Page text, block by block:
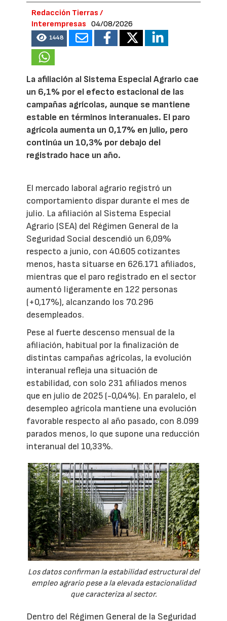
Redacción Tierras /
Interempresas
04/08/2026
1448
La afiliación al Sistema Especial Agrario cae
un 6,1% por el efecto estacional de las
campañas agrícolas, aunque se mantiene
estable en términos interanuales. El paro
agrícola aumenta un 0,17% en julio, pero
continúa un 10,3% por debajo del
registrado hace un año.
El mercado laboral agrario registró un
comportamiento dispar durante el mes de
julio. La afiliación al Sistema Especial
Agrario (SEA) del Régimen General de la
Seguridad Social descendió un 6,09%
respecto a junio, con 40.605 cotizantes
menos, hasta situarse en 626.171 afiliados,
mientras que el paro registrado en el sector
aumentó ligeramente en 122 personas
(+0,17%), alcanzando los 70.296
desempleados.
Pese al fuerte descenso mensual de la
afiliación, habitual por la finalización de
distintas campañas agrícolas, la evolución
interanual refleja una situación de
estabilidad, con solo 231 afiliados menos
que en julio de 2025 (-0,04%). En paralelo, el
desempleo agrícola mantiene una evolución
favorable respecto al año pasado, con 8.099
parados menos, lo que supone una reducción
interanual del 10,33%.
Los datos confirman la estabilidad estructural del
empleo agrario pese a la elevada estacionalidad
que caracteriza al sector.
Dentro del Régimen General de la Seguridad